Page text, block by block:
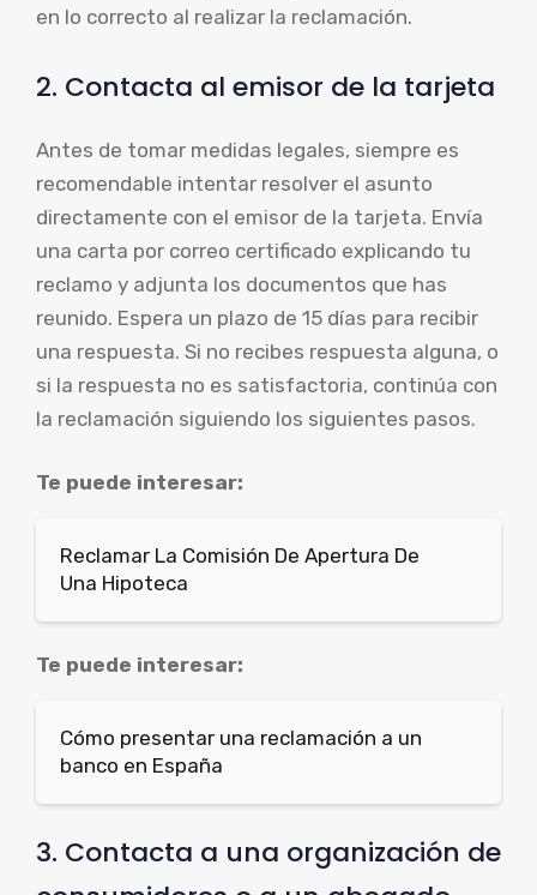
en lo correcto al realizar la reclamación.
2. Contacta al emisor de la tarjeta
Antes de tomar medidas legales, siempre es
recomendable intentar resolver el asunto
directamente con el emisor de la tarjeta. Envía
una carta por correo certificado explicando tu
reclamo y adjunta los documentos que has
reunido. Espera un plazo de 15 días para recibir
una respuesta. Si no recibes respuesta alguna, o
si la respuesta no es satisfactoria, continúa con
la reclamación siguiendo los siguientes pasos.
Te puede interesar:
Reclamar La Comisión De Apertura De
Una Hipoteca
Te puede interesar:
Cómo presentar una reclamación a un
banco en España
3. Contacta a una organización de